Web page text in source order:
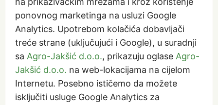
ponovnog marketinga na usluzi Google
Analytics. Upotrebom kolačića dobavljači
treće strane (uključujući i Google), u suradnji
sa Agro-Jakšić d.o.o., prikazuju oglase Agro-
Jakšić d.o.o. na web-lokacijama na cijelom
Internetu. Posebno ističemo da možete
isključiti usluge Google Analytics za